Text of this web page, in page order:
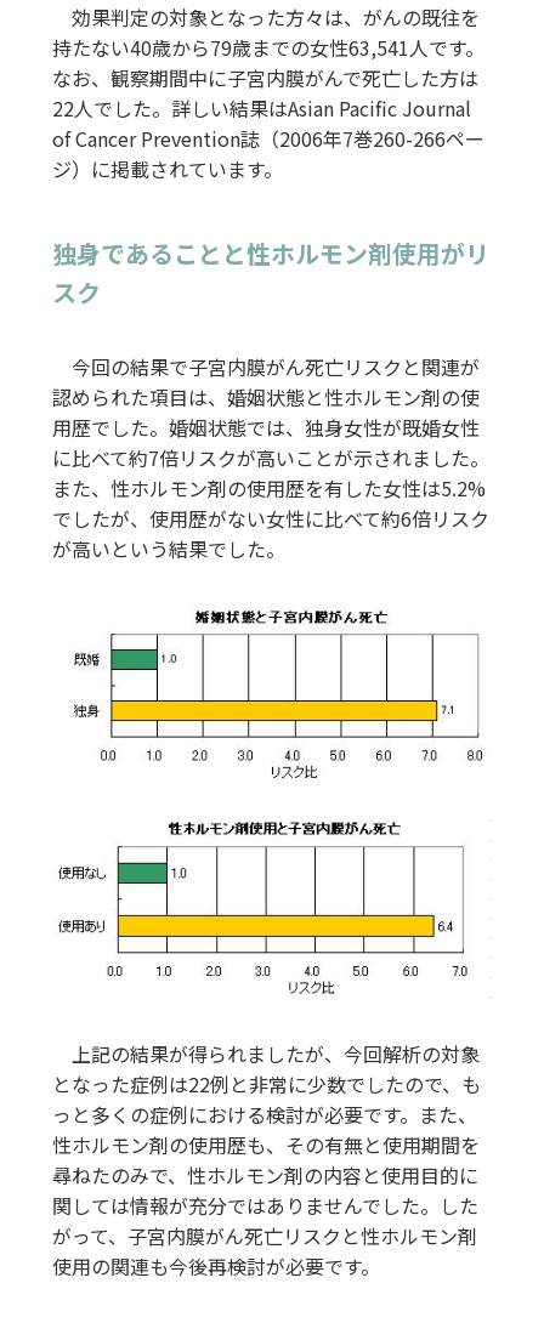
効果判定の対象となった方々は、がんの既往を
持たない40歳から79歳までの女性63,541人です。
なお、観察期間中に子宮内膜がんで死亡した方は
22人でした。詳しい結果はAsian Pacific Journal
of Cancer Prevention誌（2006年7巻260-266ペー
ジ）に掲載されています。
独身であることと性ホルモン剤使用がリ
スク
今回の結果で子宮内膜がん死亡リスクと関連が
認められた項目は、婚姻状態と性ホルモン剤の使
用歴でした。婚姻状態では、独身女性が既婚女性
に比べて約7倍リスクが高いことが示されました。
また、性ホルモン剤の使用歴を有した女性は5.2%
でしたが、使用歴がない女性に比べて約6倍リスク
が高いという結果でした。
上記の結果が得られましたが、今回解析の対象
となった症例は22例と非常に少数でしたので、も
っと多くの症例における検討が必要です。また、
性ホルモン剤の使用歴も、その有無と使用期間を
尋ねたのみで、性ホルモン剤の内容と使用目的に
関しては情報が充分ではありませんでした。した
がって、子宮内膜がん死亡リスクと性ホルモン剤
使用の関連も今後再検討が必要です。